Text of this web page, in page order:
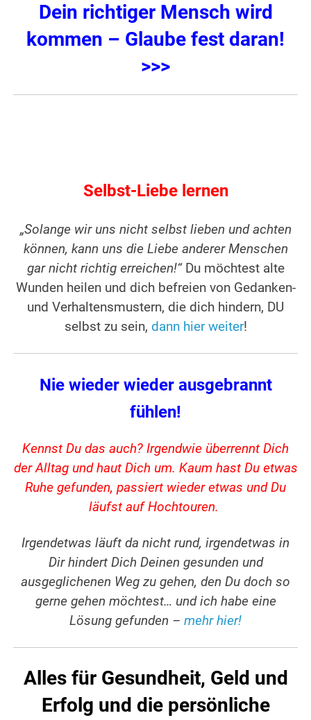
Dein richtiger Mensch wird
kommen – Glaube fest daran!
>>>
Selbst-Liebe lernen
„Solange wir uns nicht selbst lieben und achten
können, kann uns die Liebe anderer Menschen
gar nicht richtig erreichen!“ Du möchtest alte
Wunden heilen und dich befreien von Gedanken-
und Verhaltensmustern, die dich hindern, DU
selbst zu sein, dann hier weiter!
Nie wieder wieder ausgebrannt
fühlen!
Kennst Du das auch? Irgendwie überrennt Dich
der Alltag und haut Dich um. Kaum hast Du etwas
Ruhe gefunden, passiert wieder etwas und Du
läufst auf Hochtouren.
Irgendetwas läuft da nicht rund, irgendetwas in
Dir hindert Dich Deinen gesunden und
ausgeglichenen Weg zu gehen, den Du doch so
gerne gehen möchtest… und ich habe eine
Lösung gefunden – mehr hier!
Alles für Gesundheit, Geld und
Erfolg und die persönliche